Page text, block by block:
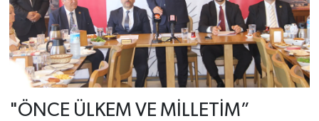
"ÖNCE ÜLKEM VE MİLLETİM”